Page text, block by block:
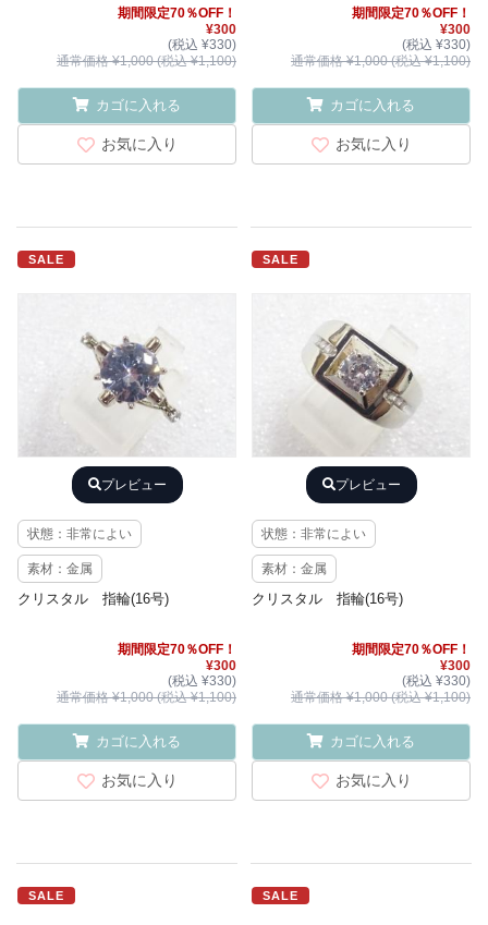
期間限定70％OFF！
¥300
(税込 ¥330)
通常価格 ¥1,000 (税込 ¥1,100)
カゴに入れる
お気に入り
期間限定70％OFF！
¥300
(税込 ¥330)
通常価格 ¥1,000 (税込 ¥1,100)
カゴに入れる
お気に入り
SALE
プレビュー
状態：非常によい
素材：金属
クリスタル 指輪(16号)
期間限定70％OFF！
¥300
(税込 ¥330)
通常価格 ¥1,000 (税込 ¥1,100)
カゴに入れる
お気に入り
SALE
プレビュー
状態：非常によい
素材：金属
クリスタル 指輪(16号)
期間限定70％OFF！
¥300
(税込 ¥330)
通常価格 ¥1,000 (税込 ¥1,100)
カゴに入れる
お気に入り
SALE SALE